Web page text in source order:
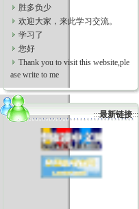
胜多负少
欢迎大家，来此学习交流。
学习了
您好
Thank you to visit this website,ple
ase write to me
:::最新链接:::